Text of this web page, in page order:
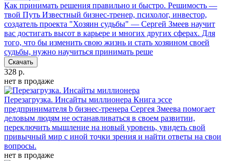
Как принимать решения правильно и быстро. Решимость —
твой Путь Известный бизнес-тренер, психолог, инвестор,
создатель проекта "Хозяин судьбы" — Сергей Змеев научит
вас достигать высот в карьере и многих других сферах. Для
того, что бы изменить свою жизнь и стать хозяином своей
судьбы, нужно научиться принимать реше
Скачать
328 р.
нет в продаже
Перезагрузка. Инсайты миллионера Книга эссе
предпринимателя b бизнес-тренера Сергея Змеева помогает
деловым людям не останавливаться в своем развитии,
переключить мышление на новый уровень, увидеть свой
привычный мир с иной точки зрения и найти ответы на свои
вопросы.
нет в продаже